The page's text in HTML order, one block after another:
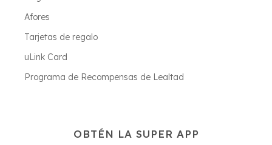
Afores
Tarjetas de regalo
uLink Card
Programa de Recompensas de Lealtad
OBTÉN LA SUPER APP